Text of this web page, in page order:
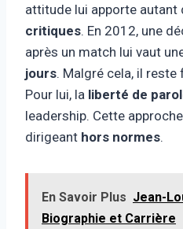
attitude lui apporte autant
critiques. En 2012, une
après un match lui vaut
jours. Malgré cela, il reste
Pour lui, la liberté de
leadership. Cette
dirigeant hors normes.
En Savoir Plus Jean-
Biographie et Carrière